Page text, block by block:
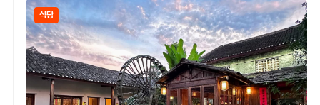
식당